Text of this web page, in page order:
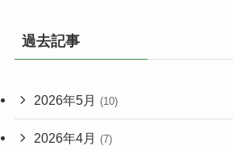
過去記事
2026年5月 (10)
2026年4月 (7)